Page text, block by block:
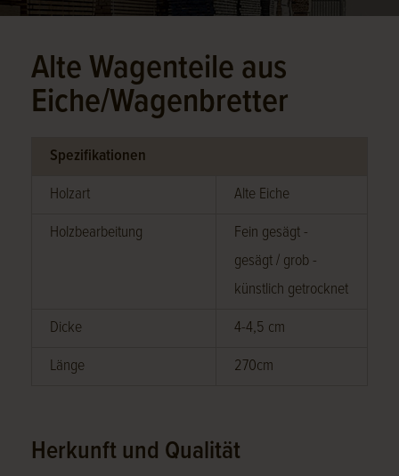
Alte Wagenteile aus
Eiche/Wagenbretter
Spezifikationen
Holzart
Alte Eiche
Holzbearbeitung
Fein gesägt -
gesägt / grob -
künstlich getrocknet
Dicke
4-4,5 cm
Länge
270cm
Herkunft und Qualität